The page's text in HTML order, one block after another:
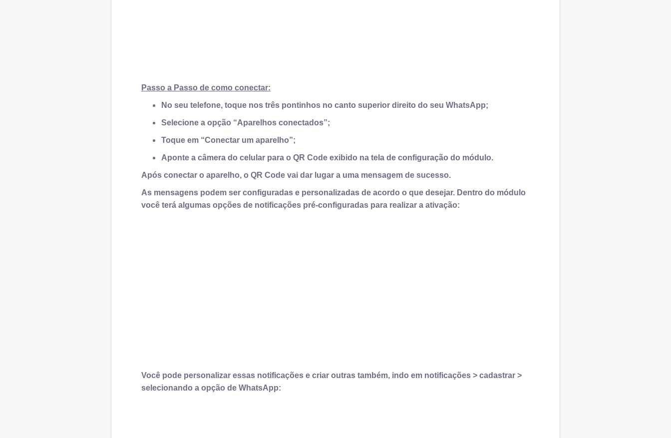
Passo a Passo de como conectar:
No seu telefone, toque nos três pontinhos no canto superior direito do seu WhatsApp;
Selecione a opção “Aparelhos conectados”;
Toque em “Conectar um aparelho”;
Aponte a câmera do celular para o QR Code exibido na tela de configuração do módulo.
Após conectar o aparelho, o QR Code vai dar lugar a uma mensagem de sucesso.
As mensagens podem ser configuradas e personalizadas de acordo o que desejar. Dentro do módulo
você terá algumas opções de notificações pré-configuradas para realizar a ativação:
Você pode personalizar essas notificações e criar outras também, indo em notificações > cadastrar >
selecionando a opção de WhatsApp: